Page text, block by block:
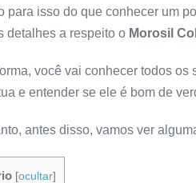
para isso do que conhecer um
detalhes a respeito o Morosil
você vai conhecer todos
e entender se ele é bom de
antes disso, vamos ver
[ocultar]